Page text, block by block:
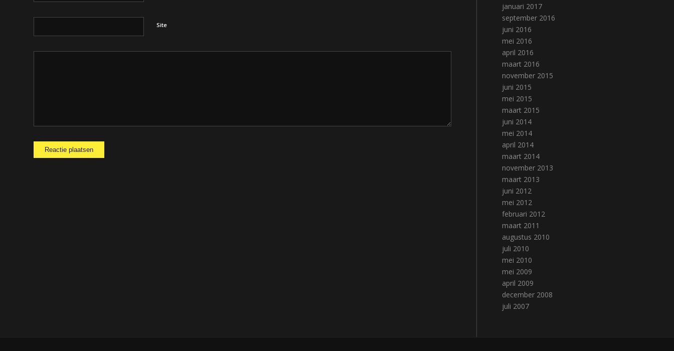
Site
januari 2017
september 2016
juni 2016
mei 2016
april 2016
maart 2016
november 2015
juni 2015
mei 2015
maart 2015
juni 2014
mei 2014
april 2014
maart 2014
november 2013
maart 2013
juni 2012
mei 2012
februari 2012
maart 2011
augustus 2010
juli 2010
mei 2010
mei 2009
april 2009
december 2008
juli 2007